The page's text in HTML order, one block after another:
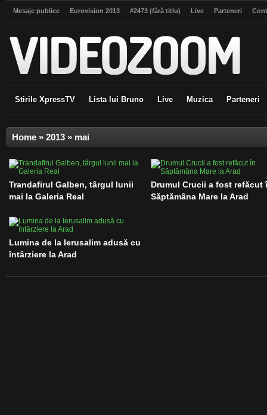
Mesaje publice Eurovision 2013 #2473 (fără titlu) Live Parteneri
Stirile XpressTV Lista lui Bruno Live Muzica Parteneri
Home » 2013 » mai
Trandafirul Galben, târgul lunii
mai la Galeria Real
Drumul Crucii a fost refăcut
Săptămâna Mare la Arad
Lumina de la Ierusalim adusă cu
întârziere la Arad